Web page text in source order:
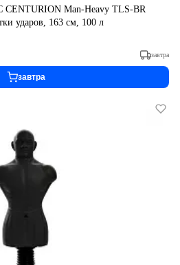
CENTURION Man-Heavy TLS-BR
ударов, 163 см, 100 л
завтра
завтра